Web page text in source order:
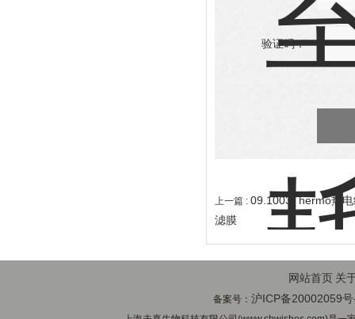
验证码：
上一篇 : 09.1003Thermo热
滤膜
网站首页 关
备案号：沪ICP备20002059